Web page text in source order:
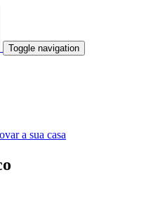
Toggle navigation
a sua casa